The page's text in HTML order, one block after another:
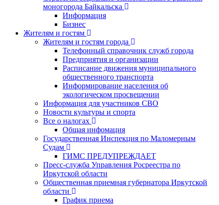
моногорода Байкальска
Информация
Бизнес
Жителям и гостям
Жителям и гостям города
Телефонный справочник служб города
Предприятия и организации
Расписание движения муниципального
общественного транспорта
Информирование населения об
экологическом просвещении
Информация для участников СВО
Новости культуры и спорта
Все о налогах
Общая инфомация
Государственная Инспекция по Маломерным
Судам
ГИМС ПРЕДУПРЕЖДАЕТ
Пресс-служба Управления Росреестра по
Иркутской области
Общественная приемная губернатора Иркутской
области
График приема